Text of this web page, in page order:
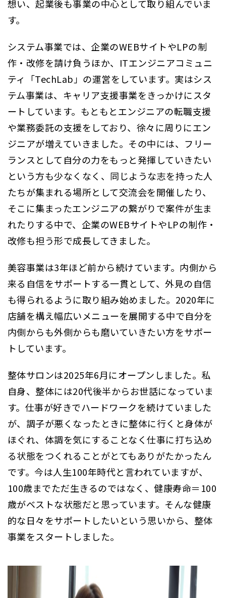
想い、起業後も事業の中心として取り組んでいま
す。
システム事業では、企業のWEBサイトやLPの制
作・改修を請け負うほか、ITエンジニアコミュニ
ティ「TechLab」の運営をしています。実はシス
テム事業は、キャリア支援事業をきっかけにスタ
ートしています。もともとエンジニアの転職支援
や業務委託の支援をしており、徐々に周りにエン
ジニアが増えていきました。その中には、フリー
ランスとして自分の力をもっと発揮していきたい
という方も少なくなく、同じような志を持った人
たちが集まれる場所として交流会を開催したり、
そこに集まったエンジニアの繋がりで案件が生ま
れたりする中で、企業のWEBサイトやLPの制作・
改修も担う形で成長してきました。
美容事業は3年ほど前から続けています。内側から
来る自信をサポートする一貫として、外見の自信
も得られるように取り組み始めました。2020年に
店舗を構え幅広いメニューを展開する中で自分を
内側からも外側からも磨いていきたい方をサポー
トしています。
整体サロンは2025年6月にオープンしました。私
自身、整体には20代後半からお世話になっていま
す。仕事が好きでハードワークを続けていました
が、調子が悪くなったときに整体に行くと身体が
ほぐれ、体調を気にすることなく仕事に打ち込め
る状態をつくれることがとてもありがたかったん
です。今は人生100年時代と言われていますが、
100歳までただ生きるのではなく、健康寿命＝100
歳がベストな状態だと思っています。そんな健康
的な日々をサポートしたいという思いから、整体
事業をスタートしました。